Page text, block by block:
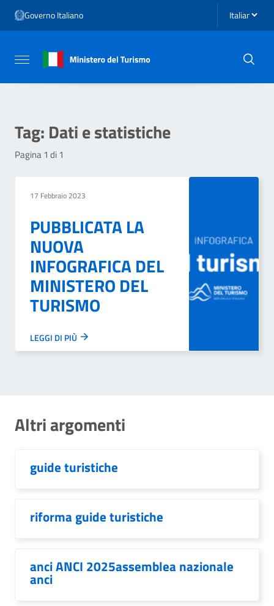
Vai al menu di navigazione
Vai al footer
Governo Italiano Seleziona
Attiva / disattiva la navigazione
Tag: Dati e statistiche
Pagina 1 di 1
17 Febbraio 2023
PUBBLICATA LA
NUOVA
INFOGRAFICA DEL
MINISTERO DEL
TURISMO
LEGGI DI PIÙ
Altri argomenti
guide turistiche
riforma guide turistiche
anci ANCI 2025assemblea nazionale
anci